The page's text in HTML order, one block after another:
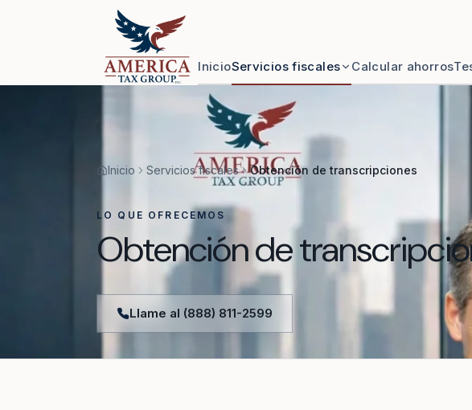
InicioServicios fiscales Calcular ahorros
Inicio Servicios fiscales Obtención de transcripciones
LO QUE OFRECEMOS
Obtención de
Llame al (888) 811-2599